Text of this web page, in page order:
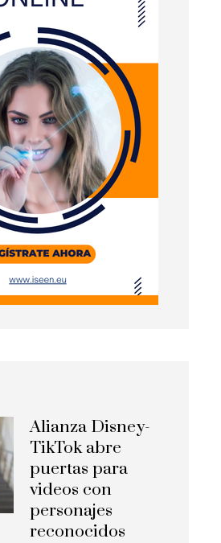
Alianza Disney-
TikTok abre
puertas para
videos con
personajes
reconocidos